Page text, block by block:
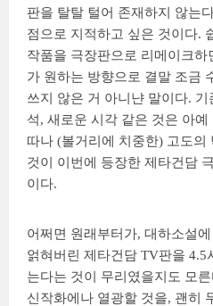
판을 탈탈 털어 존재하지 않는
점으로 지적하고 싶은 것이다.
작품을 극장판으로 리메이크
가 원하는 방향으로 결말 조금
쓰지 않은 거 아니냔 말이다.
석, 새로운 시각 같은 것은 아
따나 (볼거리에 치중한) 고도의
것이 이번에 등장한 제타건담
이다.
어쩌면 원래부터가, 대하소설
얽혀버린 제타건담 TV판을 4.5
는다는 것이 무리였을지도 모
신작화에나 열광할 것을, 괜히